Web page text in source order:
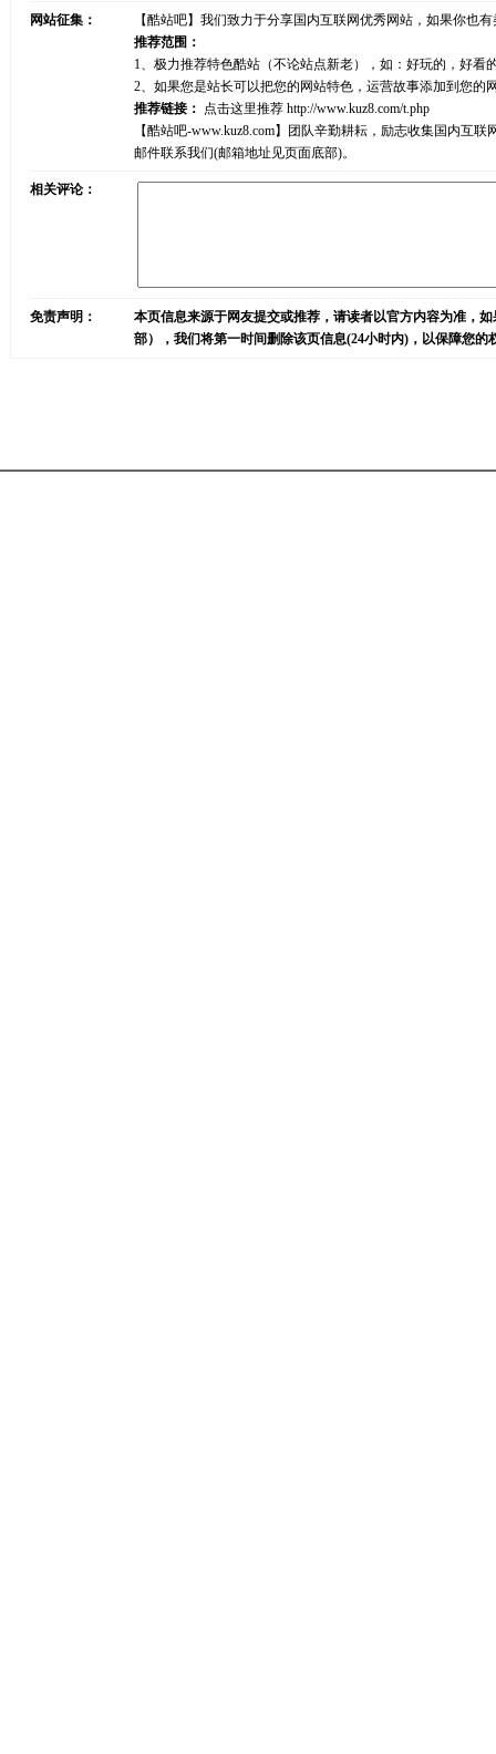
网站征集：
【酷站吧】我们致力于分享国内互联网优秀网站，如果你也
推荐范围：
1、极力推荐特色酷站（不论站点新老），如：好玩的，好
2、如果您是站长可以把您的网站特色，运营故事添加到您
推荐链接： 点击这里推荐 http://www.kuz8.com/t.php
【酷站吧-www.kuz8.com】团队辛勤耕耘，励志收集国内互
邮件联系我们(邮箱地址见页面底部)。
相关评论：
免责声明：
本页信息来源于网友提交或推荐，请读者以官方内容为准，
部），我们将第一时间删除该页信息(24小时内)，以保障您的